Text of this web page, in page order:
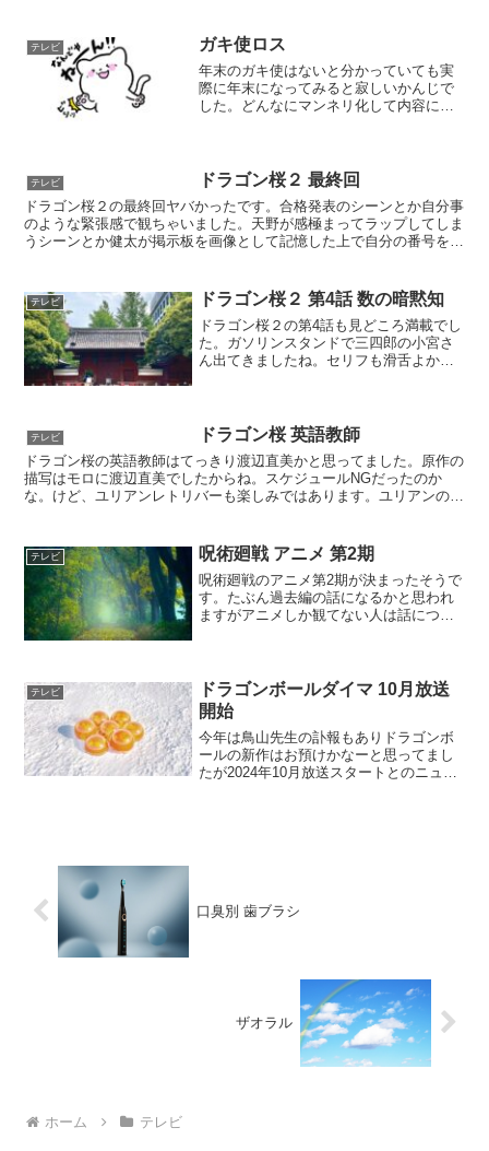
テレビ ガキ使ロス
年末のガキ使はないと分かっていても実
際に年末になってみると寂しいかんじで
した。どんなにマンネリ化して内容に満
組に期待はしてたんで...
テレビ ドラゴン桜２ 最終回
ドラゴン桜２の最終回ヤバかったです。合格発表のシーンとか自分事
のような緊張感で観ちゃいました。天野が感極まってラップしてしま
うシーンとか健太が掲示板を画像として記憶した上で自分の番号をた
テレビ ドラゴン桜２ 第4話 数の暗黙知
ドラゴン桜２の第4話も見どころ満載でし
た。ガソリンスタンドで三四郎の小宮さ
ん出てきましたね。セリフも滑舌よかっ
はそのレベルの問題を数...
テレビ ドラゴン桜 英語教師
ドラゴン桜の英語教師はてっきり渡辺直美かと思ってました。原作の
描写はモロに渡辺直美でしたからね。スケジュールNGだったのか
な。けど、ユリアンレトリバーも楽しみではあります。ユリアンの英
テレビ 呪術廻戦 アニメ 第2期
呪術廻戦のアニメ第2期が決まったそうで
す。たぶん過去編の話になるかと思われ
ますがアニメしか観てない人は話につい
読んだ方が100％楽し...
テレビ
ドラゴンボールダイマ 10月放送
開始
今年は鳥山先生の訃報もありドラゴンボ
ールの新作はお預けかなーと思ってまし
たが2024年10月放送スタートとのニュー
口臭別 歯ブラシ
ザオラル
ホーム テレビ